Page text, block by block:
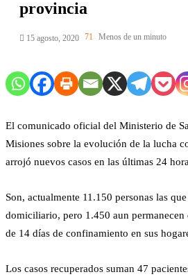
provincia
15 agosto, 2020 71 Menos de un minuto
El comunicado oficial del Ministerio de
Misiones sobre la evolución de la lucha
arrojó nuevos casos en las últimas 24
Son, actualmente 11.150 personas las
domiciliario, pero 1.450 aun
de 14 días de confinamiento en sus
Los casos recuperados suman 47